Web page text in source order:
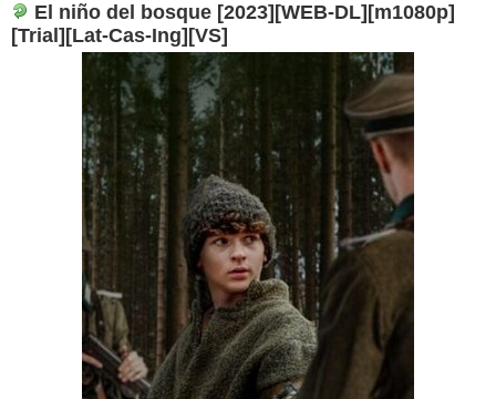
El niño del bosque [2023][WEB-DL][m1080p]
[Trial][Lat-Cas-Ing][VS]